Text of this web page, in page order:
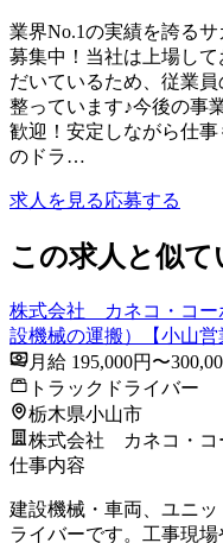
業界No.1の実績を誇る
募集中！当社は上場し
だいているため、従業
整っています♪今後の事
歓迎！安定しながら仕
のドラ…
求人を見る応募する
この求人と似て
株式会社 カネコ・コー
設機械の運搬）【小山
月給 195,000円〜
トラックドライバー
栃木県小山市
株式会社 カネコ・コ
仕事内容
建設機械・車両、ユニ
ライバーです。工事現